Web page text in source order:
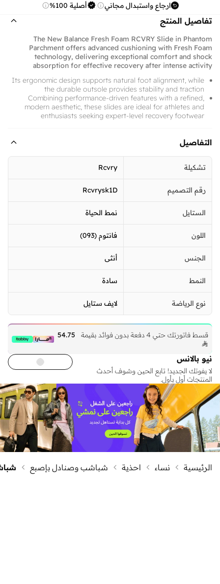
ارجاع واستبدال مجاني أصلية 100%
تفاصيل المنتج
The New Balance Fresh Foam RCVRY Slide in Phantom
Parchment offers advanced cushioning with Fresh Foam
technology, delivering exceptional comfort and shock
absorption for effective recovery after intense activity
Its ergonomic design supports natural foot alignment, while
the durable outsole provides stability and traction
Combining performance-driven features with a refined,
modern aesthetic, these slides are ideal for athletes and
enthusiasts seeking expert-level recovery footwear
التفاصيل
تشكيلة Rcvry
رقم التصميم Rcvrysk1D
الستايل نمط الحياة
اللون فانتوم (093)
الجنس أنثى
النمط سادة
نوع الرياضة لايف ستايل
قسط فاتورتك حتي 4 دفعة بدون فوائد بقيمة
54.75

نيو بالانس
لا يفوتك الجديد! تابع الحين وشوف أحدث
المنتجات أول بأول.
الرئيسية نساء احذية شباشب وصنادل بإصبع